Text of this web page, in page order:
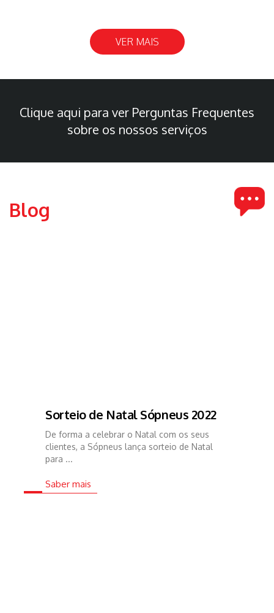
VER MAIS
Clique aqui para ver Perguntas Frequentes
sobre os nossos serviços
Blog
Sorteio de Natal Sópneus 2022
De forma a celebrar o Natal com os seus
clientes, a Sópneus lança sorteio de Natal
para ...
Saber mais